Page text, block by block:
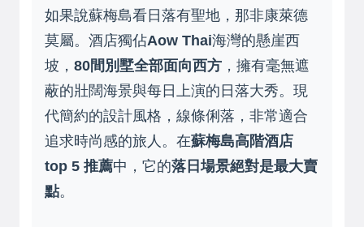
如果說蘇梅島看日落有聖地，那非康萊德
莫屬。酒店獨佔Aow Thai海灣的懸崖西
坡， 80間別墅全部面向西方 ，擁有毫無遮
蔽的壯闊海景與每日上演的日落大秀。現
代簡約的設計風格，線條俐落，非常適合
追求時尚感的旅人。在蘇梅島高階酒店
top 5 推薦中，它的落日場景絕對是最大賣
點。